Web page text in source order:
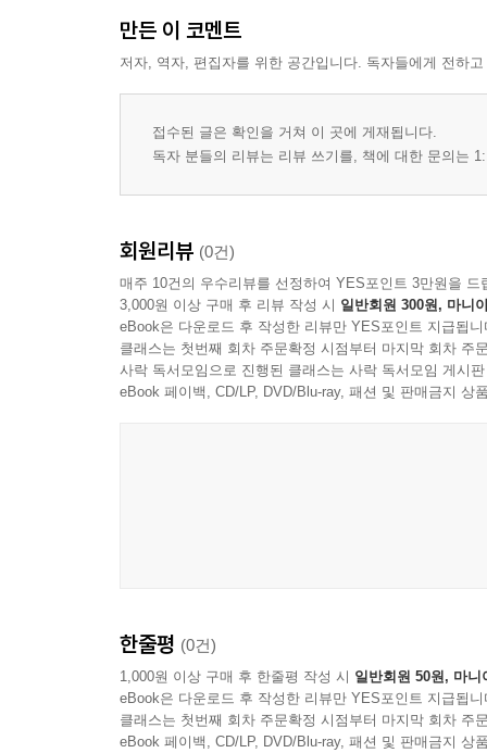
표준-개별방식의 대량평가 135
표준지 공시지가기준법 138
6장 모의고사 147
만든 이 코멘트
저자, 역자, 편집자를 위한 공간입니다. 독자들에게 전하
접수된 글은 확인을 거쳐 이 곳에 게재됩니다.
독자 분들의 리뷰는 리뷰 쓰기를, 책에 대한 문의는
회원리뷰 (0건)
매주 10건의 우수리뷰를 선정하여 YES포인트 3만원을 드
3,000원 이상 구매 후 리뷰 작성 시 일반회원 300원, 마니
eBook은 다운로드 후 작성한 리뷰만 YES포인트 지급됩니
클래스는 첫번째 회차 주문확정 시점부터 마지막 회차 주
사락 독서모임으로 진행된 클래스는 사락 독서모임 게시
eBook 페이백, CD/LP, DVD/Blu-ray, 패션 및 판매금지 상
한줄평 (0건)
1,000원 이상 구매 후 한줄평 작성 시 일반회원 50원, 마니
eBook은 다운로드 후 작성한 리뷰만 YES포인트 지급됩니
클래스는 첫번째 회차 주문확정 시점부터 마지막 회차 주
eBook 페이백, CD/LP, DVD/Blu-ray, 패션 및 판매금지 상